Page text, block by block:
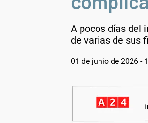
A pocos días del
de varias de sus
01 de junio de 2026 -